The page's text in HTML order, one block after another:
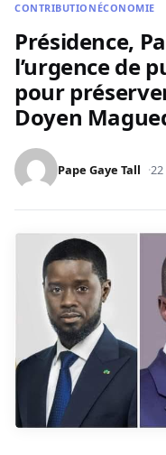
CONTRIBUTION ÉCONOMIE
Présidence,
l’urgence de
pour
Doyen
Pape Gaye Tall